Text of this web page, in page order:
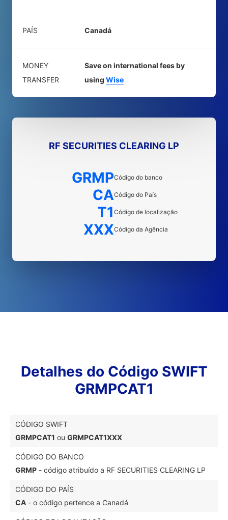
PAÍS Canadá
MONEY
TRANSFER
Save on international fees by
using Wise
RF SECURITIES CLEARING LP
GRMPCódigo do banco
CACódigo do País
T1 Código de localização
XXXCódigo da Agência
Detalhes do Código SWIFT
GRMPCAT1
CÓDIGO SWIFT
GRMPCAT1 ou GRMPCAT1XXX
CÓDIGO DO BANCO
GRMP - código atribuído a RF SECURITIES CLEARING LP
CÓDIGO DO PAÍS
CA - o código pertence a Canadá